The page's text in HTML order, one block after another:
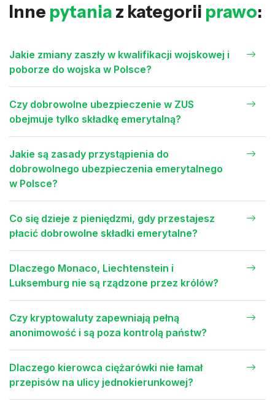
Inne pytania z kategorii prawo:
Jakie zmiany zaszły w kwalifikacji wojskowej i
poborze do wojska w Polsce?
Czy dobrowolne ubezpieczenie w ZUS
obejmuje tylko składkę emerytalną?
Jakie są zasady przystąpienia do
dobrowolnego ubezpieczenia emerytalnego
w Polsce?
Co się dzieje z pieniędzmi, gdy przestajesz
płacić dobrowolne składki emerytalne?
Dlaczego Monaco, Liechtenstein i
Luksemburg nie są rządzone przez królów?
Czy kryptowaluty zapewniają pełną
anonimowość i są poza kontrolą państw?
Dlaczego kierowca ciężarówki nie łamał
przepisów na ulicy jednokierunkowej?